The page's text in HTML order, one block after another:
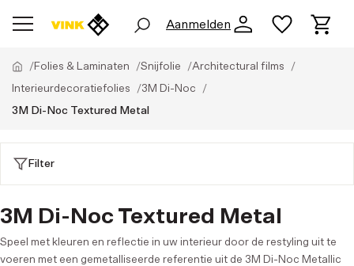
Aanmelden
Folies & Laminaten Snijfolie
Architectural films
Interieurdecoratiefolies
3M Di-Noc
3M Di-Noc Textured Metal
Filter
3M Di-Noc Textured Metal
Speel met kleuren en reflectie in uw interieur door de restyling uit te
voeren met een gemetalliseerde referentie uit de 3M Di-Noc Metallic